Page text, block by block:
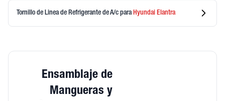
Tornillo de Linea de Refrigerante de A/c para Hyundai Elantra
Ensamblaje de
Mangueras y